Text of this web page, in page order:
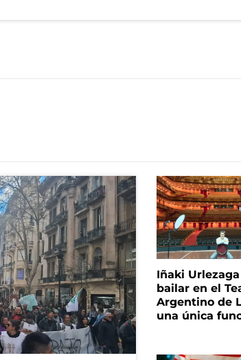
Iñaki
bailar en el
Argentino de
una única